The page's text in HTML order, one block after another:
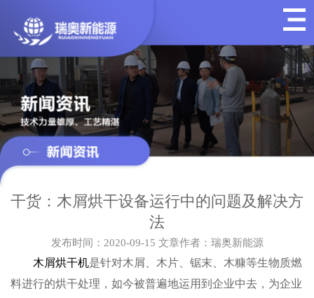
干货：木屑烘干设备运行中的问题及解决方
法
发布时间：2020-09-15 文章作者：瑞奥新能源
木屑烘干机是针对木屑、木片、锯末、木糠等生物质燃
料进行的烘干处理，如今被普遍地运用到企业中去，为企业